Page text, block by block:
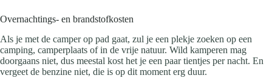
Overnachtings- en brandstofkosten
Als je met de camper op pad gaat, zul je een plekje zoeken op een
camping, camperplaats of in de vrije natuur. Wild kamperen mag
doorgaans niet, dus meestal kost het je een paar tientjes per nacht. En
vergeet de benzine niet, die is op dit moment erg duur.